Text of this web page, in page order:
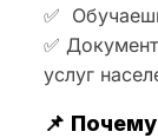
✅
✅
услуг
📌